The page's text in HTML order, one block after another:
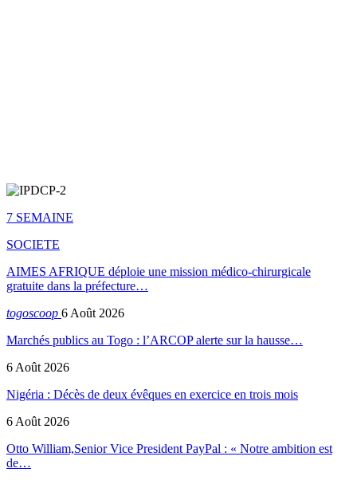
7 SEMAINE
SOCIETE
AIMES AFRIQUE déploie une mission médico-chirurgicale
gratuite dans la préfecture…
togoscoop 6 Août 2026
Marchés publics au Togo : l’ARCOP alerte sur la hausse…
6 Août 2026
Nigéria : Décès de deux évêques en exercice en trois mois
6 Août 2026
Otto William,Senior Vice President PayPal : « Notre ambition est
de…